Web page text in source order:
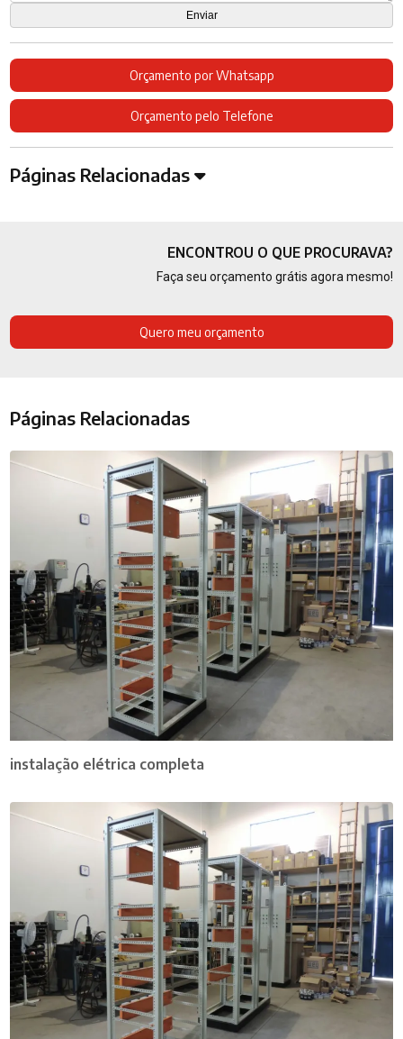
Orçamento por Whatsapp
Orçamento pelo Telefone
Páginas Relacionadas
ENCONTROU O QUE PROCURAVA?
Faça seu orçamento grátis agora mesmo!
Quero meu orçamento
Páginas Relacionadas
instalação elétrica completa